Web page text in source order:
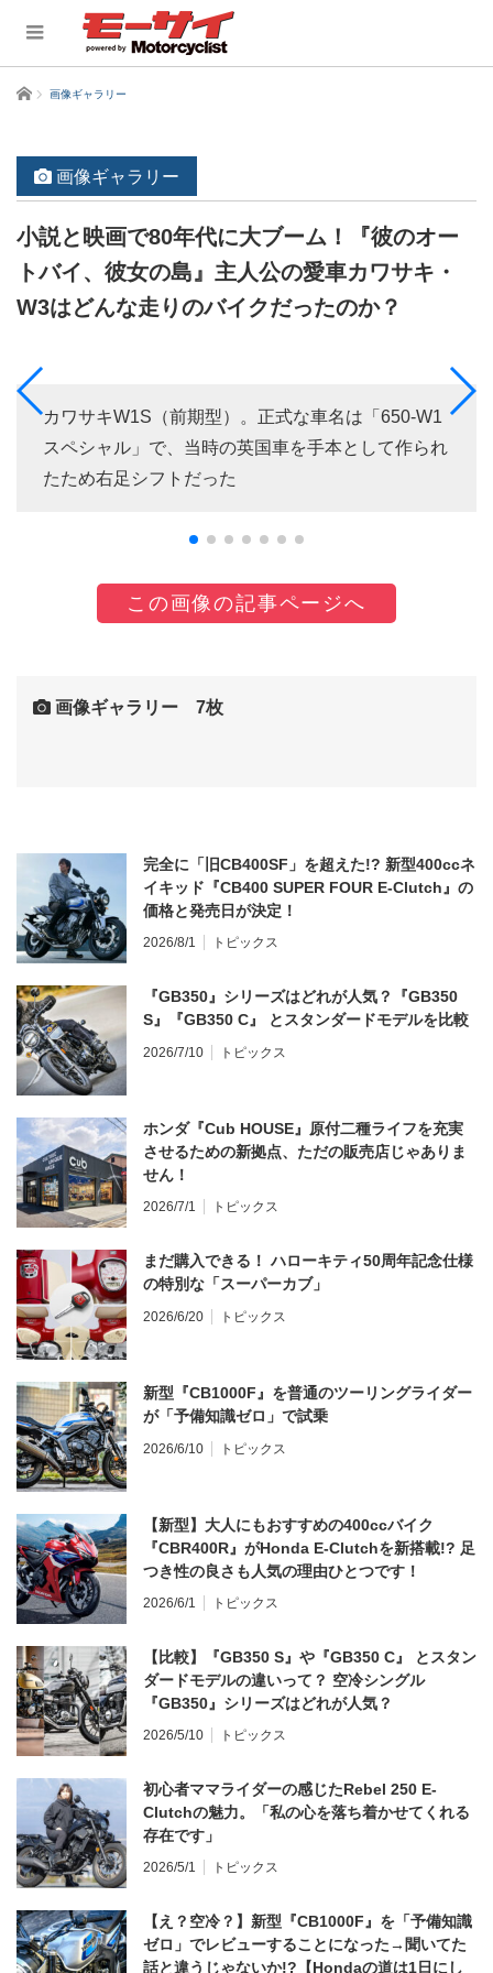
ホーム 画像ギャラリー
画像ギャラリー
小説と映画で80年代に大ブーム！『彼のオー
トバイ、彼女の島』主人公の愛車カワサキ・
W3はどんな走りのバイクだったのか？
カワサキW1S（前期型）。正式な車名は「650-W1
スペシャル」で、当時の英国車を手本として作られ
たため右足シフトだった
この画像の記事ページへ
画像ギャラリー 7枚
完全に「旧CB400SF」を超えた!? 新型400ccネ
イキッド『CB400 SUPER FOUR E-Clutch』の
価格と発売日が決定！
2026/8/1 トピックス
『GB350』シリーズはどれが人気？『GB350
S』『GB350 C』 とスタンダードモデルを比較
2026/7/10 トピックス
ホンダ『Cub HOUSE』原付二種ライフを充実
させるための新拠点、ただの販売店じゃありま
せん！
2026/7/1 トピックス
まだ購入できる！ ハローキティ50周年記念仕様
の特別な「スーパーカブ」
2026/6/20 トピックス
新型『CB1000F』を普通のツーリングライダー
が「予備知識ゼロ」で試乗
2026/6/10 トピックス
【新型】大人にもおすすめの400ccバイク
『CBR400R』がHonda E-Clutchを新搭載!? 足
つき性の良さも人気の理由ひとつです！
2026/6/1 トピックス
【比較】『GB350 S』や『GB350 C』 とスタン
ダードモデルの違いって？ 空冷シングル
『GB350』シリーズはどれが人気？
2026/5/10 トピックス
初心者ママライダーの感じたRebel 250 E-
Clutchの魅力。「私の心を落ち着かせてくれる
存在です」
2026/5/1 トピックス
【え？空冷？】新型『CB1000F』を「予備知識
ゼロ」でレビューすることになった→聞いてた
話と違うじゃないか!?【Hondaの道は1日にし